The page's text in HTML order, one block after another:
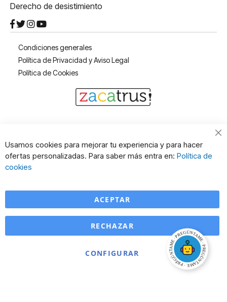
Derecho de desistimiento
Condiciones generales
Política de Privacidad y Aviso Legal
Política de Cookies
Usamos cookies para mejorar tu experiencia y para hacer
ofertas personalizadas. Para saber más entra en: Política de
cookies
ACEPTAR
CONFIGURAR
RECHAZAR